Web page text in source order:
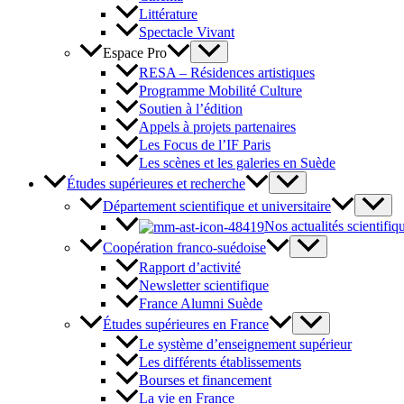
Littérature
Spectacle Vivant
Espace Pro
RESA – Résidences artistiques
Programme Mobilité Culture
Soutien à l’édition
Appels à projets partenaires
Les Focus de l’IF Paris
Les scènes et les galeries en Suède
Études supérieures et recherche
Département scientifique et universitaire
Nos actualités
Coopération franco-suédoise
Rapport d’activité
Newsletter scientifique
France Alumni Suède
Études supérieures en France
Le système d’enseignement supérieur
Les différents établissements
Bourses et financement
La vie en France